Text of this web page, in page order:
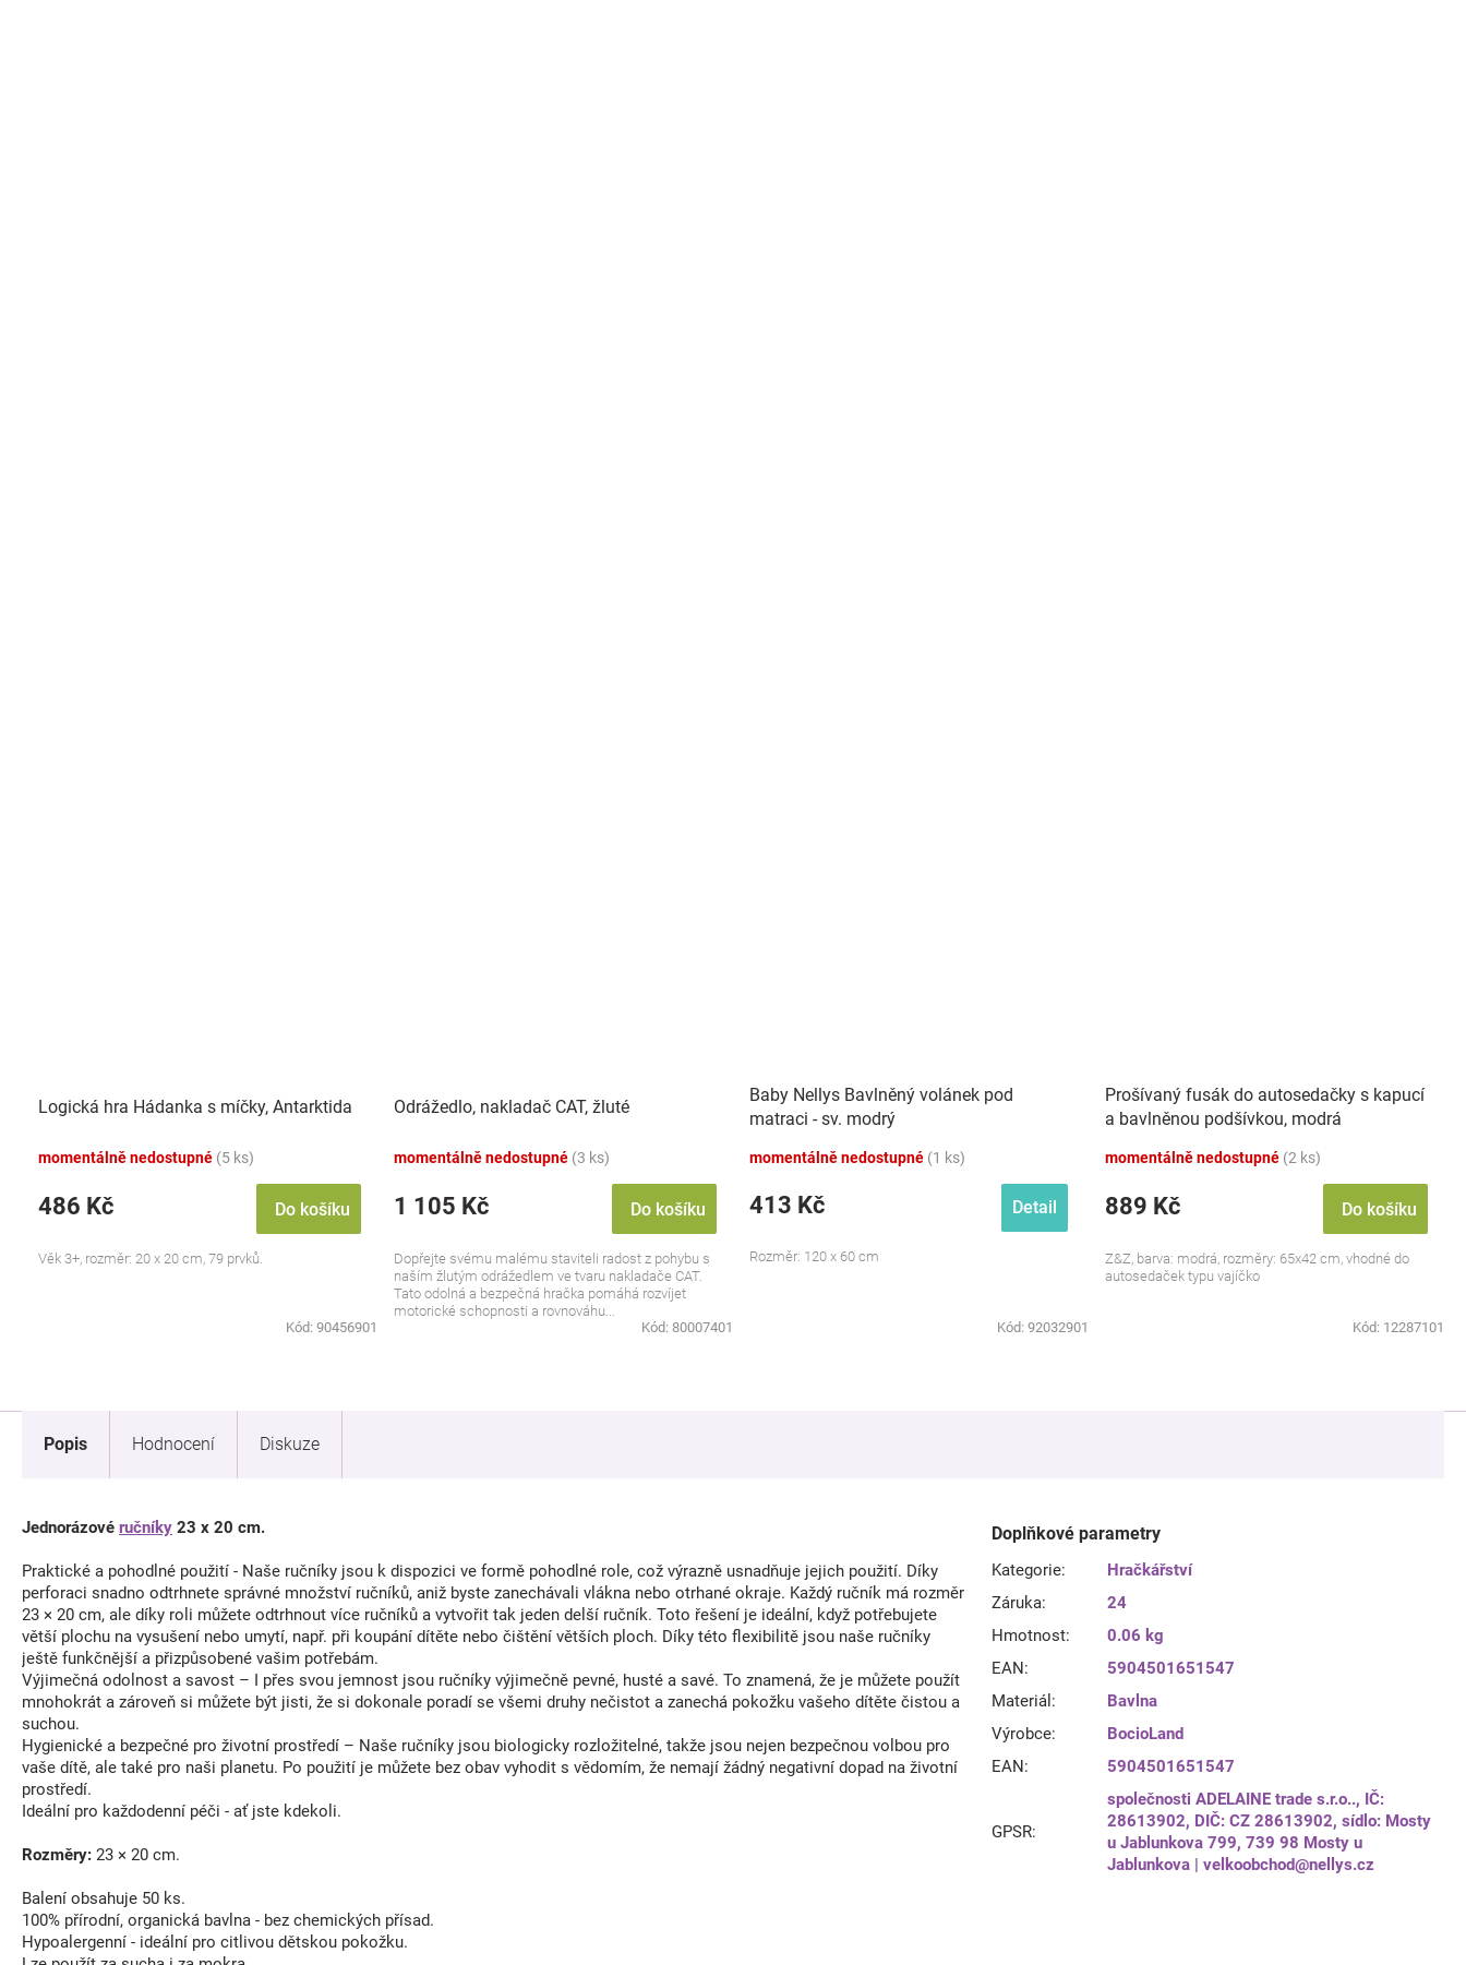
Logická hra Hádanka s míčky, Antarktida
momentálně nedostupné (5 ks)
486 Kč Do košíku
Věk 3+, rozměr: 20 x 20 cm, 79 prvků.
Kód: 90456901
Odrážedlo, nakladač CAT, žluté
momentálně nedostupné (3 ks)
1 105 Kč Do košíku
Dopřejte svému malému staviteli radost z pohybu s
naším žlutým odrážedlem ve tvaru nakladače CAT.
Tato odolná a bezpečná hračka pomáhá rozvíjet
motorické schopnosti a rovnováhu...
Kód: 80007401
Baby Nellys Bavlněný volánek pod
matraci - sv. modrý
momentálně nedostupné (1 ks)
413 Kč Detail
Rozměr: 120 x 60 cm
Kód: 92032901
Prošívaný fusák do autosedačky s kapucí
a bavlněnou podšívkou, modrá
momentálně nedostupné (2 ks)
889 Kč Do košíku
Z&Z, barva: modrá, rozměry: 65x42 cm, vhodné do
autosedaček typu vajíčko
Kód: 12287101
Popis Hodnocení Diskuze
Jednorázové ručníky 23 x 20 cm.
Praktické a pohodlné použití - Naše ručníky jsou k dispozici ve formě pohodlné role, což výrazně usnadňuje jejich použití. Díky
perforaci snadno odtrhnete správné množství ručníků, aniž byste zanechávali vlákna nebo otrhané okraje. Každý ručník má rozměr
23 × 20 cm, ale díky roli můžete odtrhnout více ručníků a vytvořit tak jeden delší ručník. Toto řešení je ideální, když potřebujete
větší plochu na vysušení nebo umytí, např. při koupání dítěte nebo čištění větších ploch. Díky této flexibilitě jsou naše ručníky
ještě funkčnější a přizpůsobené vašim potřebám.
Výjimečná odolnost a savost – I přes svou jemnost jsou ručníky výjimečně pevné, husté a savé. To znamená, že je můžete použít
mnohokrát a zároveň si můžete být jisti, že si dokonale poradí se všemi druhy nečistot a zanechá pokožku vašeho dítěte čistou a
suchou.
Hygienické a bezpečné pro životní prostředí – Naše ručníky jsou biologicky rozložitelné, takže jsou nejen bezpečnou volbou pro
vaše dítě, ale také pro naši planetu. Po použití je můžete bez obav vyhodit s vědomím, že nemají žádný negativní dopad na životní
prostředí.
Ideální pro každodenní péči - ať jste kdekoli.
Rozměry: 23 × 20 cm.
Balení obsahuje 50 ks.
100% přírodní, organická bavlna - bez chemických přísad.
Hypoalergenní - ideální pro citlivou dětskou pokožku.
Doplňkové parametry
Kategorie:
Hračkářství
Záruka:
24
Hmotnost:
0.06 kg
EAN:
5904501651547
Materiál :
Bavlna
Výrobce:
BocioLand
EAN: 5904501651547
GPSR:
společnosti ADELAINE trade s.r.o.., IČ:
28613902, DIČ: CZ 28613902, sídlo: Mosty
u Jablunkova 799, 739 98 Mosty u
Jablunkova | velkoobchod@nellys.cz